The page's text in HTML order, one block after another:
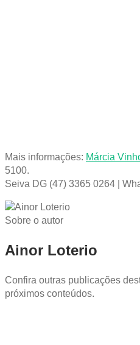
Mais informações: Márcia
5100.
Seiva DG (47) 3365 0264 |
Sobre o autor
Ainor Loterio
Confira outras publicações
próximos conteúdos.